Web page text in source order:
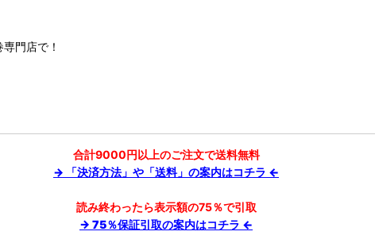
門店で！
合計9000円以上のご注文で送料無料
→ 「決済方法」や「送料」の案内はコチラ ←
読み終わったら表示額の75％で引取
→ 75％保証引取の案内はコチラ ←